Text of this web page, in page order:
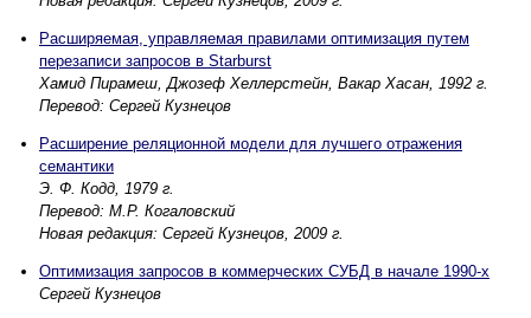
Расширяемая, управляемая правилами оптимизация путем
перезаписи запросов в Starburst
Хамид Пирамеш, Джозеф Хеллерстейн, Вакар Хасан, 1992 г.
Перевод: Сергей Кузнецов
Расширение реляционной модели для лучшего отражения
семантики
Э. Ф. Кодд, 1979 г.
Перевод: М.Р. Когаловский
Новая редакция: Сергей Кузнецов, 2009 г.
Оптимизация запросов в коммерческих СУБД в начале 1990-х
Сергей Кузнецов